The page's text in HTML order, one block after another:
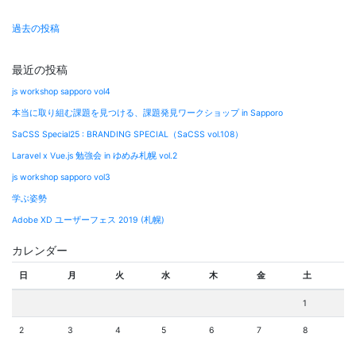
投
ナ
ビ
ゲ
ー
シ
ョ
過去の投稿
最近の投稿
js workshop sapporo vol4
本当に取り組む課題を見つける、課題発見ワークショップ in Sapporo
SaCSS Special25 : BRANDING SPECIAL（SaCSS vol.108）
Laravel x Vue.js 勉強会 in ゆめみ札幌 vol.2
js workshop sapporo vol3
学ぶ姿勢
Adobe XD ユーザーフェス 2019 (札幌)
カレンダー
日 月 火 水 木 金 土
1
2 3 4 5 6 7 8